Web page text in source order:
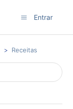
Entrar
Receitas